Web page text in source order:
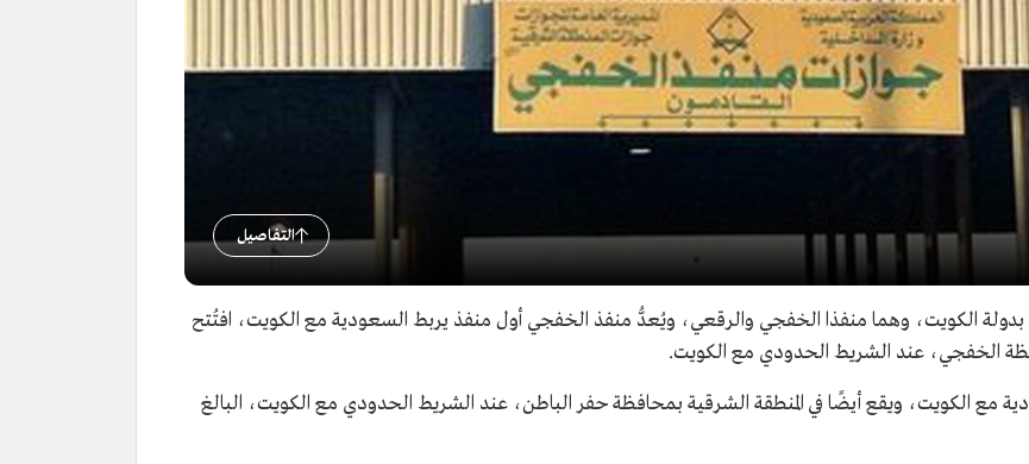
التفاصيل
بدولة الكويت، وهما منفذا الخفجي والرقعي، ويُعدُّ منفذ الخفجي أول منفذ يربط السعودية مع الكويت، افتُتح
مع الكويت، ويقع أيضًا في المنطقة الشرقية بمحافظة حفر الباطن، عند الشريط الحدودي مع الكويت، البالغ